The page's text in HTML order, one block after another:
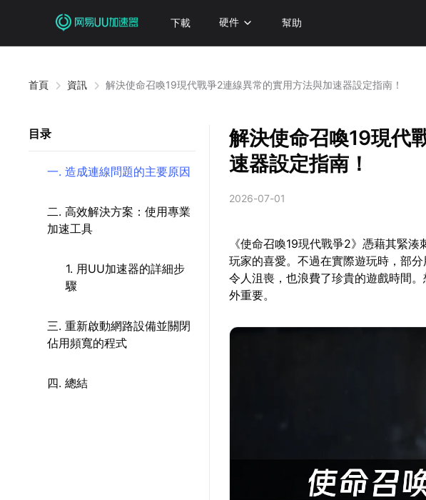
下載 硬件 幫助
首頁 資訊 解決使命召喚19現代戰爭2連線異常的實用方法與加速器設定指南！
目录
一. 造成連線問題的主要原因
二. 高效解決方案：使用專業
加速工具
1. 用UU加速器的詳細步
驟
三. 重新啟動網路設備並關閉
佔用頻寬的程式
四. 總結
解決使命召喚19現代
速器設定指南！
2026-07-01
《使命召喚19現代戰爭2》憑藉其緊
玩家的喜愛。不過在實際遊玩時，部
令人沮喪，也浪費了珍貴的遊戲時間
外重要。